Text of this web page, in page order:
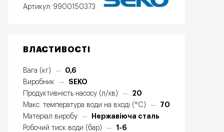
Артикул: 9900150373
ВЛАСТИВОСТІ
Вага (кг) —
0,6
Виробник
—
SEKO
Продуктивність насосу (л/хв)
—
20
Макс. температура води на вході (°C)
—
70
Матеріал виробу
—
Нержавіюча сталь
Робочий тиск води (бар)
— 1-6